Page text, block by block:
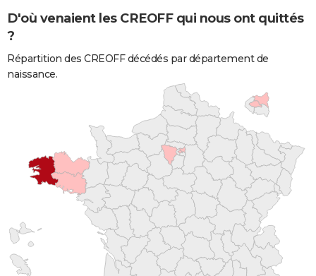
D'où venaient les CREOFF qui nous ont quittés
?
Répartition des CREOFF décédés par département de
naissance.